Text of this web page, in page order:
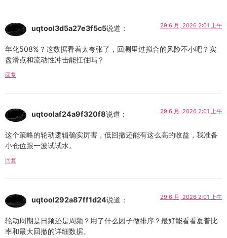
uqtool3d5a27e3f5c5说道： 29 6 月, 2026 2:01 上午
年化508%？这数据看着太夸张了，回测里过拟合的风险不小吧？实
盘滑点和流动性冲击能扛住吗？
回复
uqtoolaf24a9f320f8说道： 29 6 月, 2026 2:01 上午
这个策略的轮动逻辑确实厉害，低回撤还能有这么高的收益，我准备
小仓位跟一波试试水。
回复
uqtool292a87ff1d24说道： 29 6 月, 2026 2:01 上午
轮动周期是日频还是周频？用了什么因子做排序？最好能看看夏普比
率和最大回撤的详细数据。